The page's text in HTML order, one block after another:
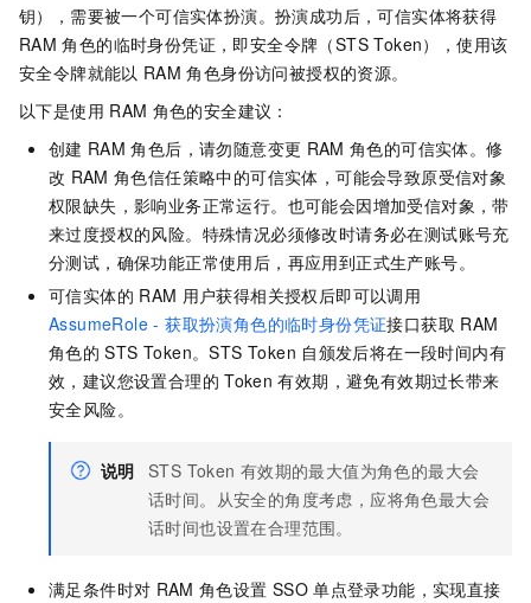
钥），需要被一个可信实体扮演。扮演成功后，可信实体将获得
RAM 角色的临时身份凭证，即安全令牌（STS Token），使用该
安全令牌就能以 RAM 角色身份访问被授权的资源。
以下是使用 RAM 角色的安全建议：
创建 RAM 角色后，请勿随意变更 RAM 角色的可信实体。修
改 RAM 角色信任策略中的可信实体，可能会导致原受信对象
权限缺失，影响业务正常运行。也可能会因增加受信对象，带
来过度授权的风险。特殊情况必须修改时请务必在测试账号充
分测试，确保功能正常使用后，再应用到正式生产账号。
可信实体的 RAM 用户获得相关授权后即可以调用
AssumeRole - 获取扮演角色的临时身份凭证接口获取 RAM
角色的 STS Token。STS Token 自颁发后将在一段时间内有
效，建议您设置合理的 Token 有效期，避免有效期过长带来
安全风险。
说明 STS Token 有效期的最大值为角色的最大会
话时间。从安全的角度考虑，应将角色最大会
话时间也设置在合理范围。
满足条件时对 RAM 角色设置 SSO 单点登录功能，实现直接